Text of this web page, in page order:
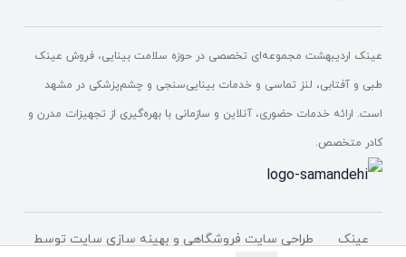
عینک اردیبهشت مجموعه‌ای تخصصی در حوزه سلامت بینایی، فروش عینک
طبی و آفتابی، لنز تماسی و خدمات بینایی‌سنجی و چشم‌پزشکی در مشهد
است. ارائه خدمات حضوری، آنلاین و سازمانی با بهره‌گیری از تجهیزات مدرن و
کادر متخصص.
عینک طراحی سایت فروشگاهی و بهینه سازی سایت توسط